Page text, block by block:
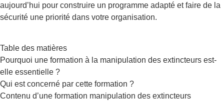
aujourd’hui pour construire un programme adapté et faire de la
sécurité une priorité dans votre organisation.
Table des matières
Pourquoi une formation à la manipulation des extincteurs est-
elle essentielle ?
Qui est concerné par cette formation ?
Contenu d’une formation manipulation des extincteurs